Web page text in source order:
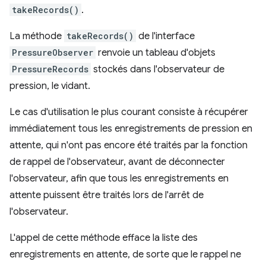
takeRecords() .
La méthode takeRecords() de l'interface
PressureObserver renvoie un tableau d'objets
PressureRecords stockés dans l'observateur de
pression, le vidant.
Le cas d'utilisation le plus courant consiste à récupérer
immédiatement tous les enregistrements de pression en
attente, qui n'ont pas encore été traités par la fonction
de rappel de l'observateur, avant de déconnecter
l'observateur, afin que tous les enregistrements en
attente puissent être traités lors de l'arrêt de
l'observateur.
L'appel de cette méthode efface la liste des
enregistrements en attente, de sorte que le rappel ne